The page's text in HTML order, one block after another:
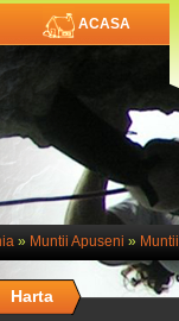
ACASA
» Muntii Apuseni »
Harta